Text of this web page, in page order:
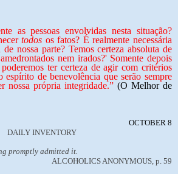
as pessoas envolvidas nesta situação?
todos os fatos? É realmente necessária
nossa parte? Temos certeza absoluta de
nem irados?' Somente depois
ter certeza de agir com critérios
espírito de benevolência que serão sempre
nossa própria integridade.” (O Melhor de
OCTOBER 8
DAILY INVENTORY
promptly admitted it.
ALCOHOLICS ANONYMOUS, p. 59